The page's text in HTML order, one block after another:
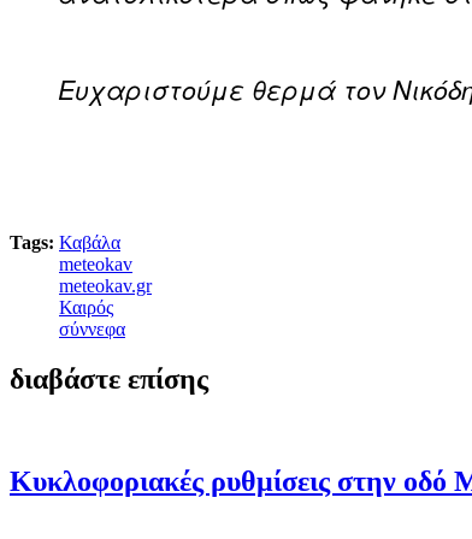
Ευχαριστούμε θερμά τον
Tags: Καβάλα
meteokav
meteokav.gr
Καιρός
σύννεφα
διαβάστε επίσης
Κυκλοφοριακές ρυθμίσεις στην